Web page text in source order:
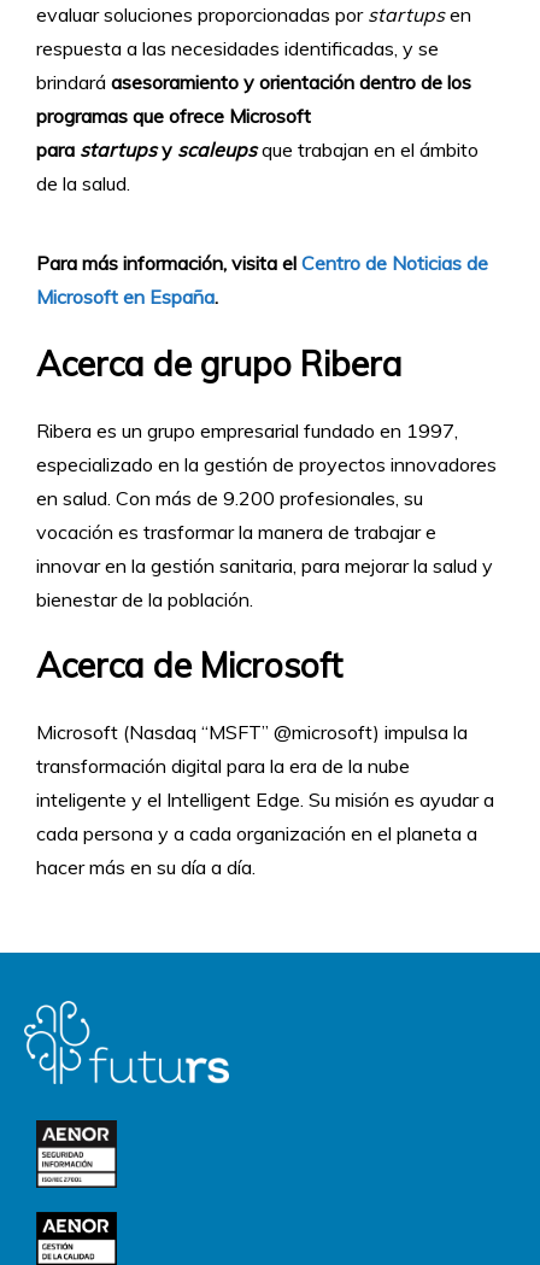
evaluar soluciones proporcionadas por startupsen
respuesta a las necesidades identificadas, y se
brindará asesoramiento y orientación dentro de los
programas que ofrece Microsoft
para startupsy scaleups que trabajan en el ámbito
de la salud.
Para más información, visita el Centro de Noticias de
Microsoft en España.
Acerca de grupo Ribera
Ribera es un grupo empresarial fundado en 1997,
especializado en la gestión de proyectos innovadores
en salud. Con más de 9.200 profesionales, su
vocación es trasformar la manera de trabajar e
innovar en la gestión sanitaria, para mejorar la salud y
bienestar de la población.
Acerca de Microsoft
Microsoft (Nasdaq “MSFT” @microsoft) impulsa la
transformación digital para la era de la nube
inteligente y el Intelligent Edge. Su misión es ayudar a
cada persona y a cada organización en el planeta a
hacer más en su día a día.